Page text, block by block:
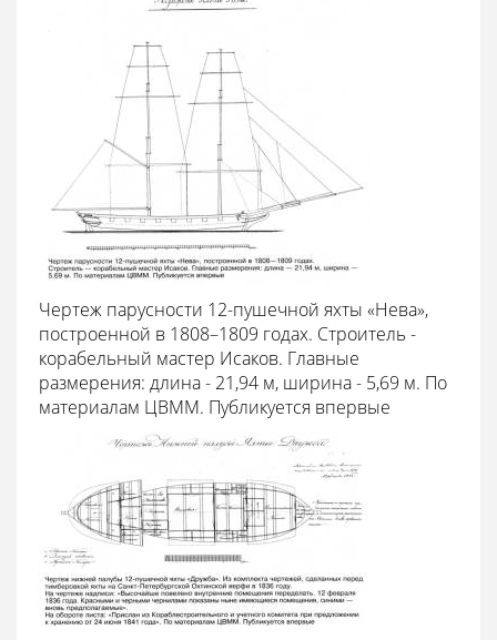
Чертеж парусности 12-пушечной яхты «Нева»,
построенной в 1808–1809 годах. Строитель -
корабельный мастер Исаков. Главные
размерения: длина - 21,94 м, ширина - 5,69 м. По
материалам ЦВММ. Публикуется впервые